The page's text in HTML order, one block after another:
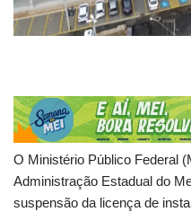
O Ministério Público Federal
Administração Estadual do
suspensão da licença de